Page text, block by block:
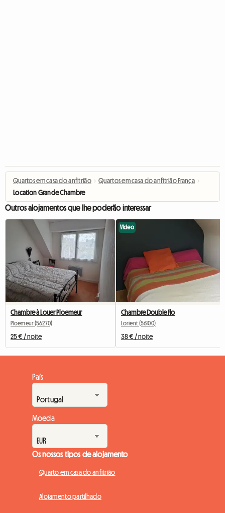
Quartos em casa do anfitrião › Quartos em casa do anfitrião França ›
Location Grande Chambre
Outros alojamentos que lhe poderão interessar
Chambre à Louer Ploemeur
Ploemeur (56270)
25 € / noite
Vídeo
Chambre Double Flo
Lorient (56100)
38 € / noite
País
Moeda
Os nossos tipos de alojamento
Quarto em casa do anfitrião
Alojamento partilhado